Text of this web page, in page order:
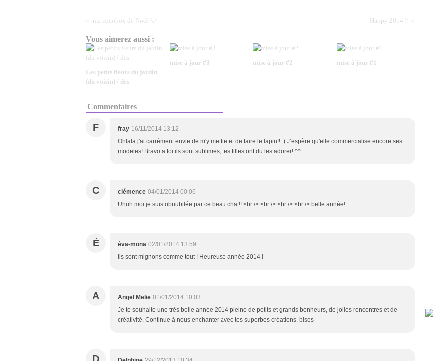
ma cocobox de Noël ^.^ Happy 2014 !!
Vous aimerez aussi :
Les petits fleurs du jardin
(du voisin) / des
mise à jour #3 mise à jour #2 mise à jour #1
Commentaires
F fray 16/11/2014 13:12
Ohlala j'ai carrément envie de m'y mettre et de faire le lapin!! :) J’espère qu'elle commercialise encore ses
modeles! Bravo a toi ils sont sublimes, tes filles ont du les adorer! ^^
C clémence 04/01/2014 00:06
Uhuh moi je suis obnubilée par ce beau chat!! <br /> <br /> <br /> <br /> belle année!
É éva-mona 02/01/2014 13:59
Ils sont mignons comme tout ! Heureuse année 2014 !
A Angel Melie 01/01/2014 10:03
Je te souhaite une très belle année 2014 pleine de petits et grands bonheurs, de jolies rencontres et de
créativité. Continue à nous enchanter avec tes superbes créations. bises
D